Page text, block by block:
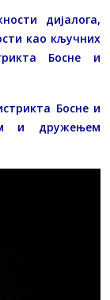
дијалога,
као кључних
Босне и
Босне и
и дружењем